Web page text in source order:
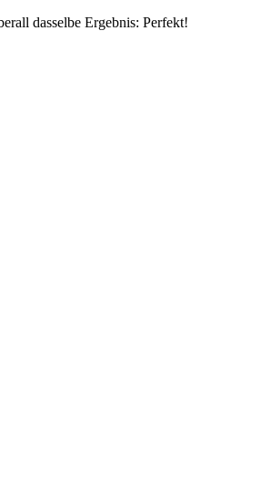
dasselbe Ergebnis: Perfekt!